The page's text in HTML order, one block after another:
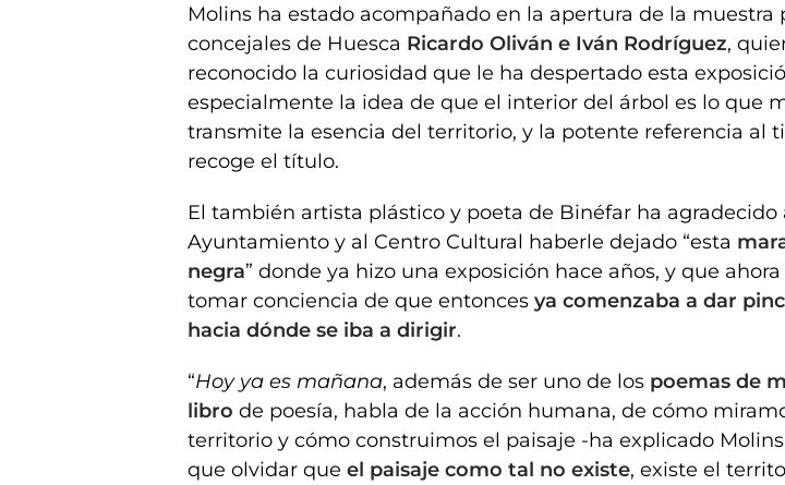
Molins ha estado acompañado en la apertura de la muestra
concejales de Huesca Ricardo Oliván e Iván Rodríguez,
reconocido la curiosidad que le ha despertado esta
especialmente la idea de que el interior del árbol es lo que
transmite la esencia del territorio, y la potente referencia al
recoge el título.
El también artista plástico y poeta de Binéfar ha agradecido
Ayuntamiento y al Centro Cultural haberle dejado “esta
negra” donde ya hizo una exposición hace años, y que
tomar conciencia de que entonces ya comenzaba a dar
hacia dónde se iba a dirigir.
“Hoy ya es mañana, además de ser uno de los poemas de
libro de poesía, habla de la acción humana, de cómo
territorio y cómo construimos el paisaje -ha explicado
que olvidar que el paisaje como tal no existe, existe el